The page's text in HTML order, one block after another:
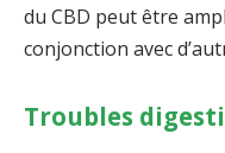
du CBD peut être
conjonction avec
Troubles